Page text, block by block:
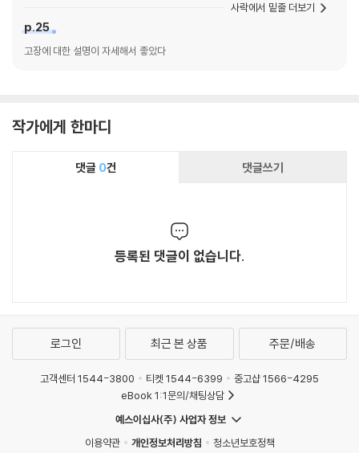
p.25
고장에 대한 설명이 자세해서 좋았다
사락에서 밑줄 더보기
작가에게 한마디
댓글 0건 댓글쓰기
등록된 댓글이 없습니다.
로그인 최근 본 상품 주문/배송
고객센터 1544-3800 티켓 1544-6399
중고샵 1566-4295
eBook 1:1문의/채팅상담
예스이십사(주) 사업자 정보
이용약관
개인정보처리방침 청소년보호정책